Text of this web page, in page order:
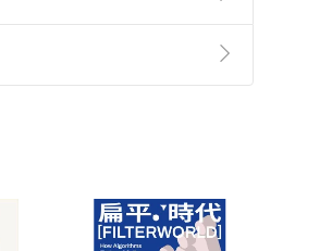
，「非以有形媒介提供之數位
」 「申請取消訂單/退
完成訂單
Complete